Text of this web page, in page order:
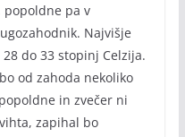
pa v
Najvišje
do 33 stopinj Celzija.
od zahoda nekoliko
in zvečer ni
zapihal bo